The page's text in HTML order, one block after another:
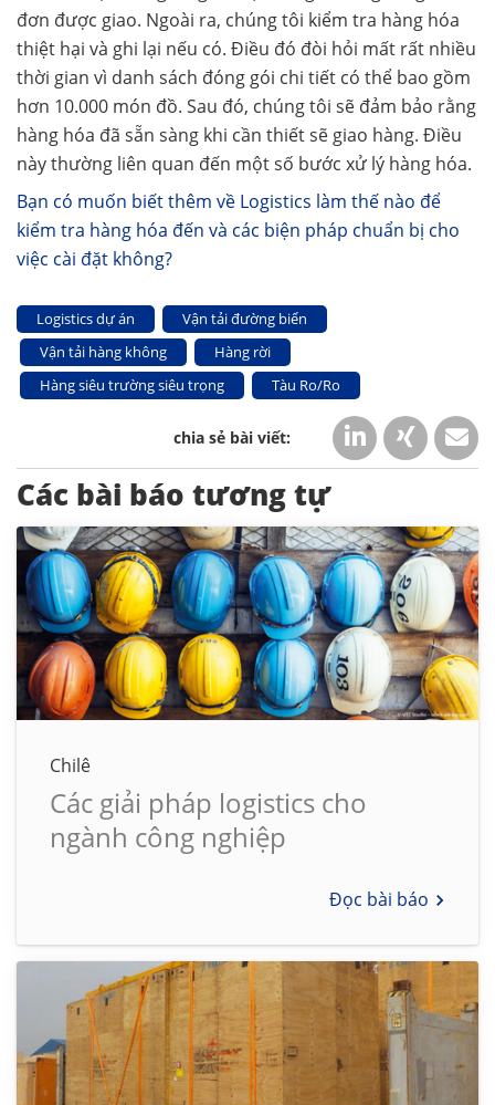
đơn được giao. Ngoài ra, chúng tôi kiểm tra hàng hóa
thiệt hại và ghi lại nếu có. Điều đó đòi hỏi mất rất nhiều
thời gian vì danh sách đóng gói chi tiết có thể bao gồm
hơn 10.000 món đồ. Sau đó, chúng tôi sẽ đảm bảo rằng
hàng hóa đã sẵn sàng khi cần thiết sẽ giao hàng. Điều
này thường liên quan đến một số bước xử lý hàng hóa.
Bạn có muốn biết thêm về Logistics làm thế nào để
kiểm tra hàng hóa đến và các biện pháp chuẩn bị cho
việc cài đặt không?
Logistics dự án
Vận tải đường biển
Vận tải hàng không
Hàng rời
Hàng siêu trường siêu trọng
Tàu Ro/Ro
Các bài báo tương tự
Chilê
Các giải pháp logistics cho
ngành công nghiệp
Đọc bài báo